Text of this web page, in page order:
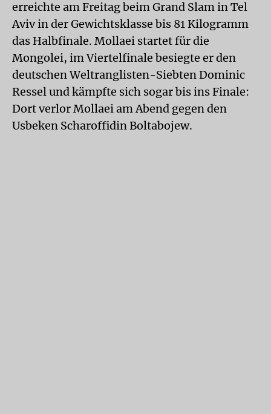
erreichte am Freitag beim Grand Slam in Tel
Aviv in der Gewichtsklasse bis 81 Kilogramm
das Halbfinale. Mollaei startet für die
Mongolei, im Viertelfinale besiegte er den
deutschen Weltranglisten-Siebten Dominic
Ressel und kämpfte sich sogar bis ins Finale:
Dort verlor Mollaei am Abend gegen den
Usbeken Scharoffidin Boltabojew.